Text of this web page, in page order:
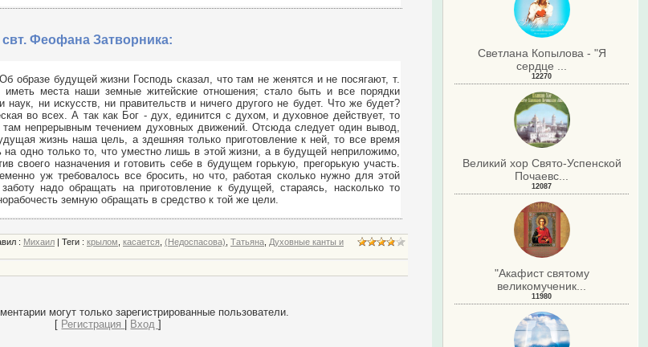
Светлана Копылова - "Я
сердце ...
12270
Великий хор Свято-Успенской
Почаевс...
12087
"Акафист святому
великомученик...
11980
Феофана Затворника:
образе будущей жизни Господь сказал, что там не женятся и не посягают, т.
места наши земные житейские отношения; стало быть и все порядки
наук, ни искусств, ни правительств и ничего другого не будет. Что же будет?
во всех. А так как Бог - дух, единится с духом, и духовное действует, то
там непрерывным течением духовных движений. Отсюда следует один вывод,
жизнь наша цель, а здешняя только приготовление к ней, то все время
на одно только то, что уместно лишь в этой жизни, а в будущей неприложимо,
своего назначения и готовить себе в будущем горькую, прегорькую участь.
уж требовалось все бросить, но что, работая сколько нужно для этой
надо обращать на приготовление к будущей, стараясь, насколько то
земную обращать в средство к той же цели.
: Михаил| Теги : крылом касается (Недоспасова) Татьяна, Духовные канты и
могут только зарегистрированные пользователи.
[ Регистрация Вход]